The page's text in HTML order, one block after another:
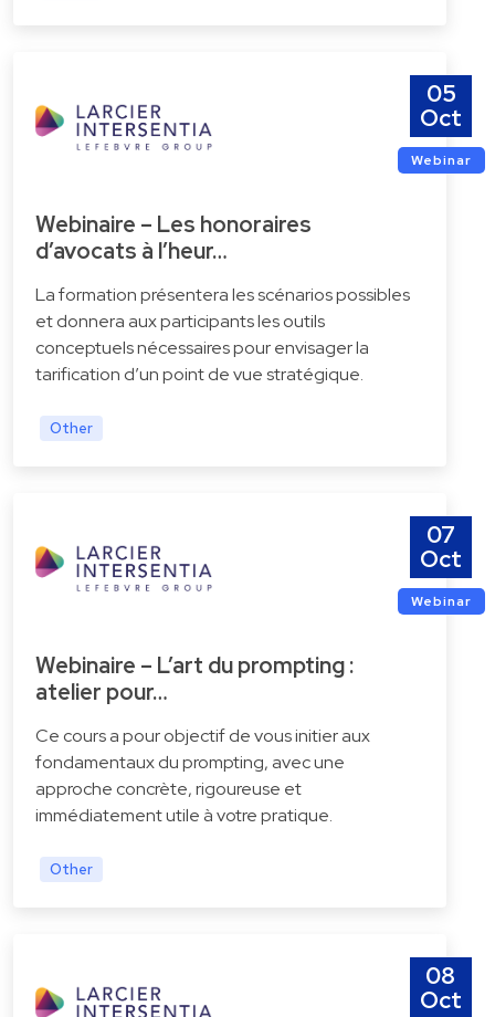
05
Oct
Webinar
Webinaire – Les honoraires
d’avocats à l’heur…
La formation présentera les scénarios possibles
et donnera aux participants les outils
conceptuels nécessaires pour envisager la
tarification d’un point de vue stratégique.
Other
07
Oct
Webinar
Webinaire – L’art du prompting :
atelier pour…
Ce cours a pour objectif de vous initier aux
fondamentaux du prompting, avec une
approche concrète, rigoureuse et
immédiatement utile à votre pratique.
Other
08
Oct